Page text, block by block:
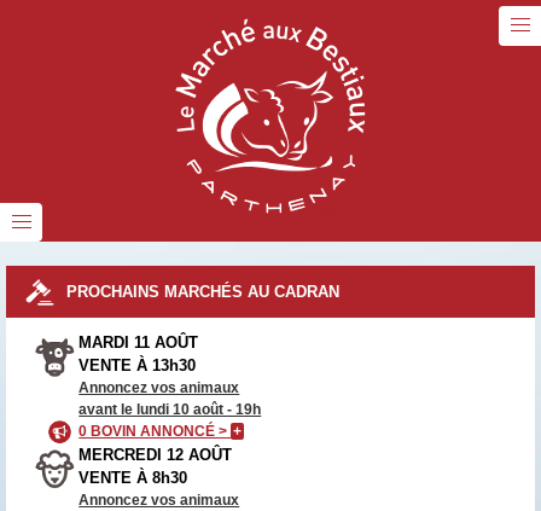
PROCHAINS MARCHÉS AU CADRAN
MARDI 11 AOÛT
VENTE À 13h30
Annoncez vos animaux
avant le lundi 10 août - 19h
0 BOVIN ANNONCÉ >+
MERCREDI 12 AOÛT
VENTE À 8h30
Annoncez vos animaux